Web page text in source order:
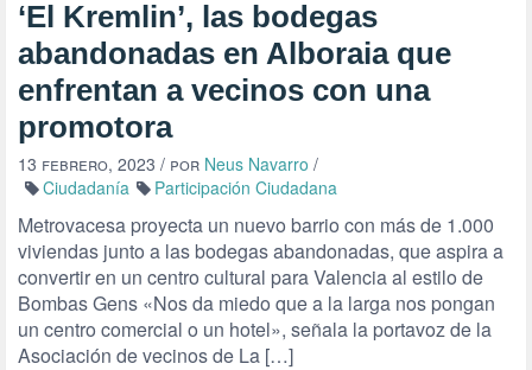
‘El Kremlin’, las bodegas
abandonadas en Alboraia que
enfrentan a vecinos con una
promotora
13 febrero, 2023 / por Neus Navarro /
Ciudadanía
Participación Ciudadana
Metrovacesa proyecta un nuevo barrio con más de 1.000
viviendas junto a las bodegas abandonadas, que aspira a
convertir en un centro cultural para Valencia al estilo de
Bombas Gens «Nos da miedo que a la larga nos pongan
un centro comercial o un hotel», señala la portavoz de la
Asociación de vecinos de La […]